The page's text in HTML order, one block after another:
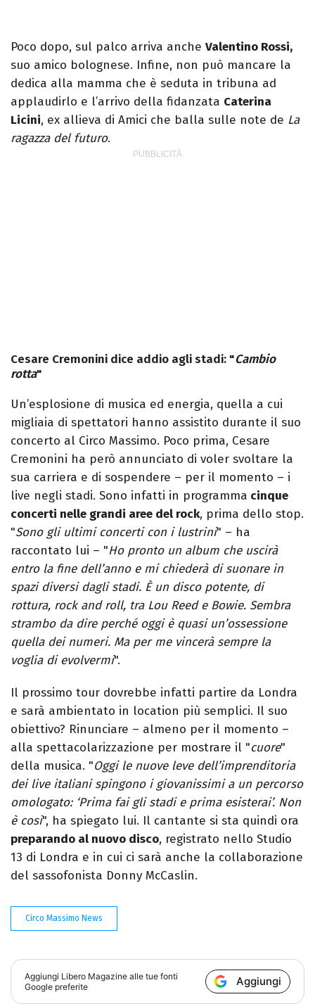
Poco dopo, sul palco arriva anche Valentino Rossi,
suo amico bolognese. Infine, non può mancare la
dedica alla mamma che è seduta in tribuna ad
applaudirlo e l’arrivo della fidanzata Caterina
Licini, ex allieva di Amici che balla sulle note de La
ragazza del futuro.
Cesare Cremonini dice addio agli stadi: "Cambio
rotta"
Un’esplosione di musica ed energia, quella a cui
migliaia di spettatori hanno assistito durante il suo
concerto al Circo Massimo. Poco prima, Cesare
Cremonini ha però annunciato di voler svoltare la
sua carriera e di sospendere – per il momento – i
live negli stadi. Sono infatti in programma cinque
concerti nelle grandi aree del rock, prima dello stop.
"Sono gli ultimi concerti con i lustrini" – ha
raccontato lui – "Ho pronto un album che uscirà
entro la fine dell’anno e mi chiederà di suonare in
spazi diversi dagli stadi. È un disco potente, di
rottura, rock and roll, tra Lou Reed e Bowie. Sembra
strambo da dire perché oggi è quasi un’ossessione
quella dei numeri. Ma per me vincerà sempre la
voglia di evolvermi".
Il prossimo tour dovrebbe infatti partire da Londra
e sarà ambientato in location più semplici. Il suo
obiettivo? Rinunciare – almeno per il momento –
alla spettacolarizzazione per mostrare il "cuore"
della musica. "Oggi le nuove leve dell’imprenditoria
dei live italiani spingono i giovanissimi a un percorso
omologato: ‘Prima fai gli stadi e prima esisterai’. Non
è così", ha spiegato lui. Il cantante si sta quindi ora
preparando al nuovo disco, registrato nello Studio
13 di Londra e in cui ci sarà anche la collaborazione
del sassofonista Donny McCaslin.
Circo Massimo News
Aggiungi Libero Magazine alle tue fonti
Google preferite
Aggiungi